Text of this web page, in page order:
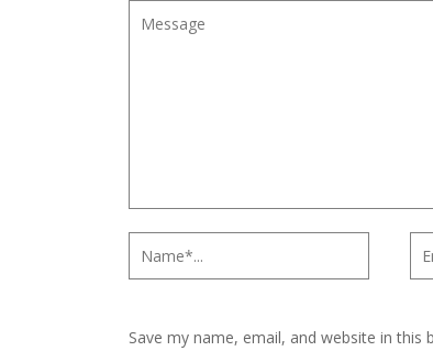
Save my name, email, and website in